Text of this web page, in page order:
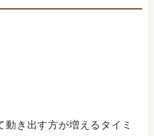
動き出す方が増えるタイミ